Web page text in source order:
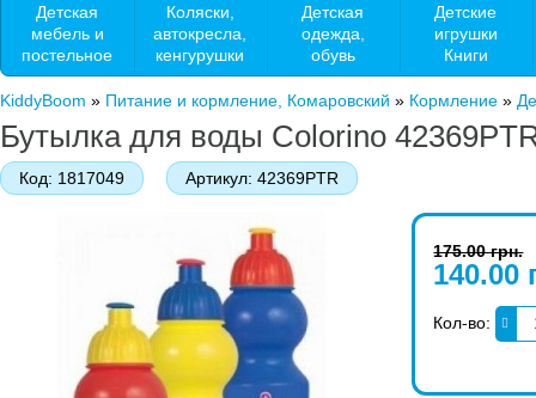
Детская
мебель и
постельное
Коляски,
автокресла,
кенгурушки
Детская
одежда,
обувь
Детские
игрушки
Книги
KiddyBoom » Питание и кормление, Комаровский » Кормление »
Бутылка для воды Colorino
Код: 1817049 Артикул: 42369PTR
175.00 грн.
140.00
Кол-во: